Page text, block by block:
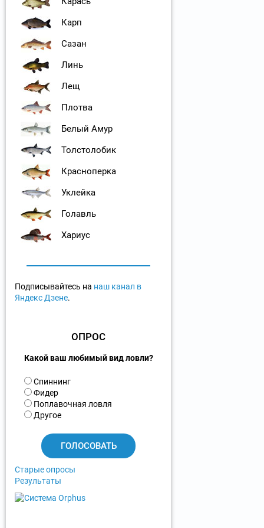
Карп
Сазан
Линь
Лещ
Плотва
Белый Амур
Толстолобик
Красноперка
Уклейка
Голавль
Хариус
Подписывайтесь на наш канал в
Яндекс Дзене.
ОПРОС
Какой ваш любимый вид ловли?
В
а
р
и
Спиннинг
Фидер
Поплавочная ловля
Другое
Старые опросы
Результаты